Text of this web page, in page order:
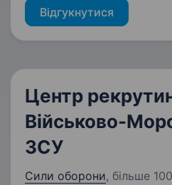
Відгукнутися
Центр
Військово-
ЗСУ
Сили оборони, більше